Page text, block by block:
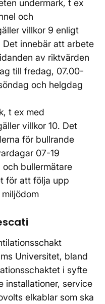
undermark, t ex
och
villkor 9 enligt
innebär att arbete
av riktvärden
till fredag, 07.00-
och helgdag
t ex med
villkor 10. Det
för bullrande
07-19
bullermätare
för att följa upp
Universitet, bland
i syfte
installationer, service
elkablar som ska